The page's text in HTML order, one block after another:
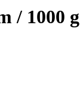
/ 1000 g